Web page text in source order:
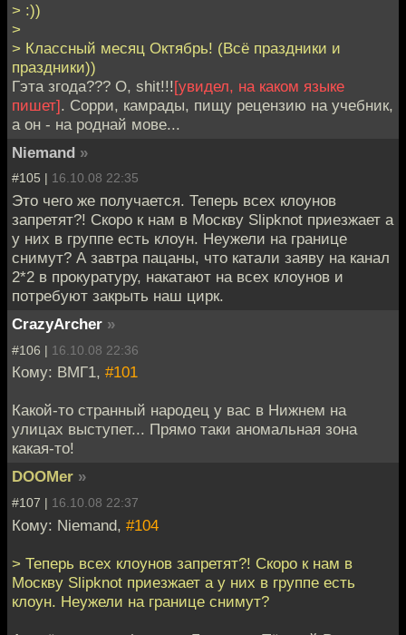
> :))
>
> Классный месяц Октябрь! (Всё праздники и
праздники))
Гэта згода??? О, shit!!![увидел, на каком языке
пишет]. Сорри, камрады, пищу рецензию на учебник,
а он - на роднай мове...
Niemand »
#105 | 16.10.08 22:35
Это чего же получается. Теперь всех клоунов
запретят?! Скоро к нам в Москву Slipknot приезжает а
у них в группе есть клоун. Неужели на границе
снимут? А завтра пацаны, что катали заяву на канал
2*2 в прокуратуру, накатают на всех клоунов и
потребуют закрыть наш цирк.
CrazyArcher »
#106 | 16.10.08 22:36
Кому: ВМГ1, #101
Какой-то странный народец у вас в Нижнем на
улицах выступет... Прямо таки аномальная зона
какая-то!
DOOMer »
#107 | 16.10.08 22:37
Кому: Niemand, #104
> Теперь всех клоунов запретят?! Скоро к нам в
Москву Slipknot приезжает а у них в группе есть
клоун. Неужели на границе снимут?